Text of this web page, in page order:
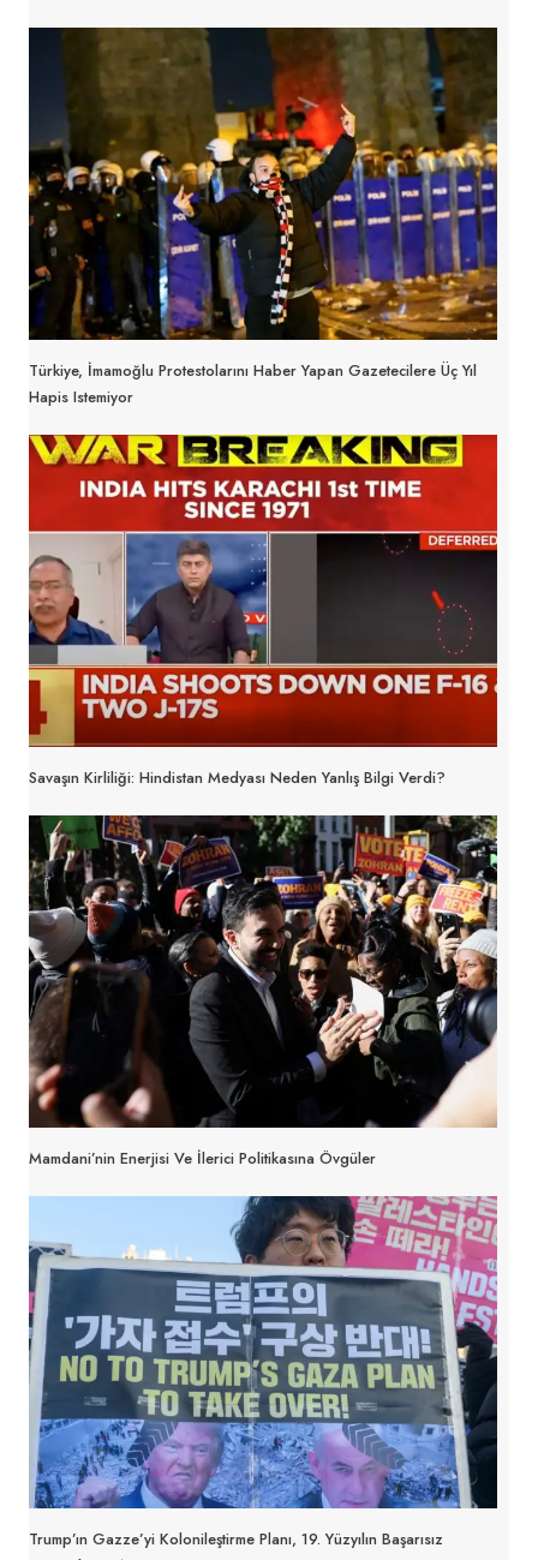
Türkiye, İmamoğlu Protestolarını Haber Yapan Gazetecilere Üç Yıl
Hapis Istemiyor
Savaşın Kirliliği: Hindistan Medyası Neden Yanlış Bilgi Verdi?
Mamdani’nin Enerjisi Ve İlerici Politikasına Övgüler
Trump’ın Gazze’yi Kolonileştirme Planı, 19. Yüzyılın Başarısız